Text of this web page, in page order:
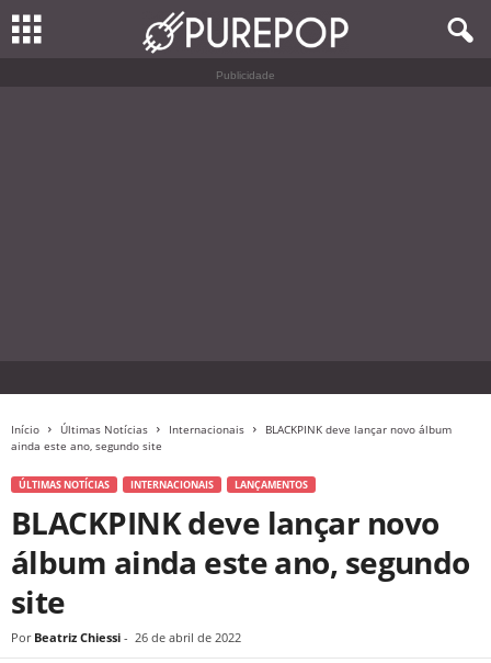
Publicidade
Início Últimas Notícias Internacionais
BLACKPINK deve lançar novo álbum
ainda este ano, segundo site
ÚLTIMAS NOTÍCIAS INTERNACIONAIS LANÇAMENTOS
BLACKPINK deve lançar novo
álbum ainda este ano, segundo
site
Por Beatriz Chiessi - 26 de abril de 2022